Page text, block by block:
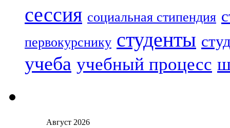
сессия социальная стипендия
первокурснику студенты
учеба учебный процесс
Август 2026